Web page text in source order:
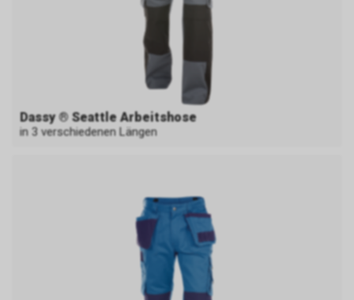
Dassy ® Seattle Arbeitshose
in 3 verschiedenen Längen